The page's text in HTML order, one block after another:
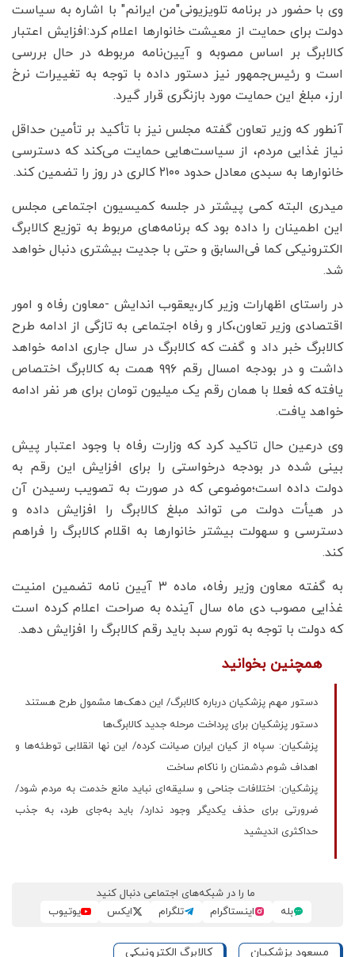
وی با حضور در برنامه تلویزیونی"من ایرانم" با اشاره به سیاست
دولت برای حمایت از معیشت خانوارها اعلام کرد:افزایش اعتبار
کالابرگ بر اساس مصوبه و آیین‌نامه مربوطه در حال بررسی
است و رئیس‌جمهور نیز دستور داده با توجه به تغییرات نرخ
ارز، مبلغ این حمایت مورد بازنگری قرار گیرد.
آنطور که وزیر تعاون گفته مجلس نیز با تأکید بر تأمین حداقل
نیاز غذایی مردم، از سیاست‌هایی حمایت می‌کند که دسترسی
خانوارها به سبدی معادل حدود ۲۱۰۰ کالری در روز را تضمین کند.
میدری البته کمی پیشتر در جلسه کمیسیون اجتماعی مجلس
این اطمینان را داده بود که برنامه‌های مربوط به توزیع کالابرگ
الکترونیکی کما فی‌السابق و حتی با جدیت بیشتری دنبال خواهد
شد.
در راستای اظهارات وزیر کار،یعقوب اندایش -معاون رفاه و امور
اقتصادی وزیر تعاون،کار و رفاه اجتماعی به تازگی از ادامه طرح
کالابرگ خبر داد و گفت که کالابرگ در سال جاری ادامه خواهد
داشت و در بودجه امسال رقم ۹۹۶ همت به کالابرگ اختصاص
یافته که فعلا با همان رقم یک میلیون تومان برای هر نفر ادامه
خواهد یافت.
وی درعین حال تاکید کرد که وزارت رفاه با وجود اعتبار پیش
بینی شده در بودجه درخواستی را برای افزایش این رقم به
دولت داده است؛موضوعی که در صورت به تصویب رسیدن آن
در هیأت دولت می تواند مبلغ کالابرگ را افزایش داده و
دسترسی و سهولت بیشتر خانوارها به اقلام کالابرگ را فراهم
کند.
به گفته معاون وزیر رفاه، ماده ۳ آیین نامه تضمین امنیت
غذایی مصوب دی ماه سال آینده به صراحت اعلام کرده است
که دولت با توجه به تورم سبد باید رقم کالابرگ را افزایش دهد.
همچنین بخوانید
دستور مهم پزشکیان درباره کالابرگ/ این دهک‌ها مشمول طرح هستند
دستور پزشکیان برای پرداخت مرحله جدید کالابرگ‌ها
پزشکیان: سپاه از کیان ایران صیانت کرده/ این نها انقلابی توطئه‌ها و
اهداف شوم دشمنان را ناکام ساخت
پزشکیان: اختلافات جناحی و سلیقه‌ای نباید مانع خدمت به مردم شود/
ضرورتی برای حذف یکدیگر وجود ندارد/ باید به‌جای طرد، به جذب
حداکثری اندیشید
ما را در شبکه‌های اجتماعی دنبال کنید
بله
اینستاگرام تلگرام ایکس یوتیوب
مسعود پزشکیان کالابرگ الکترونیکی